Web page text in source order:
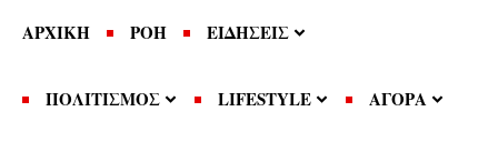
ΑΡΧΙΚΗ ΡΟΗ ΕΙΔΗΣΕΙΣ
ΠΟΛΙΤΙΣΜΟΣ LIFESTYLE ΑΓΟΡΑ